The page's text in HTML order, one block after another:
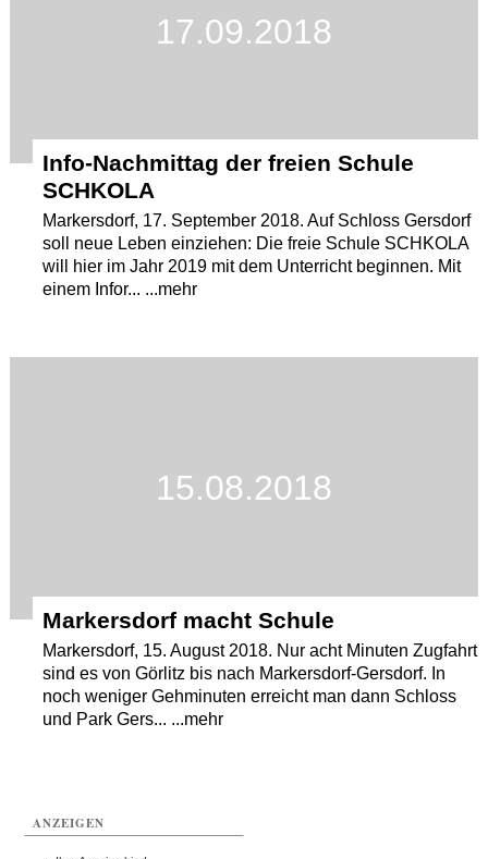
17.09.2018
Info-Nachmittag der freien Schule
SCHKOLA
Markersdorf, 17. September 2018. Auf Schloss Gersdorf
soll neue Leben einziehen: Die freie Schule SCHKOLA
will hier im Jahr 2019 mit dem Unterricht beginnen. Mit
einem Infor... ...mehr
15.08.2018
Markersdorf macht Schule
Markersdorf, 15. August 2018. Nur acht Minuten Zugfahrt
sind es von Görlitz bis nach Markersdorf-Gersdorf. In
noch weniger Gehminuten erreicht man dann Schloss
und Park Gers... ...mehr
ANZEIGEN